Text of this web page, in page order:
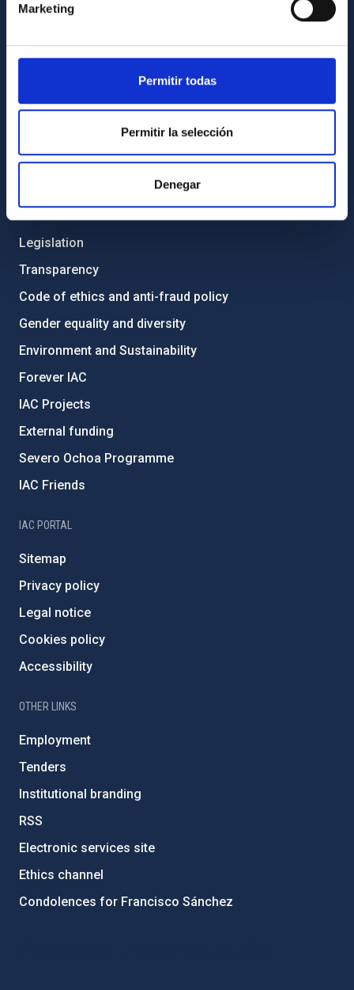
Marketing
Permitir todas
Permitir la selección
Denegar
Contact
How to get to the IAC
List of personnel
General register
ABOUT THE IAC
Legislation
Transparency
Code of ethics and anti-fraud policy
Gender equality and diversity
Environment and Sustainability
Forever IAC
IAC Projects
External funding
Severo Ochoa Programme
IAC Friends
IAC PORTAL
Sitemap
Privacy policy
Legal notice
Cookies policy
Accessibility
OTHER LINKS
Employment
Tenders
Institutional branding
RSS
Electronic services site
Ethics channel
Condolences for Francisco Sánchez